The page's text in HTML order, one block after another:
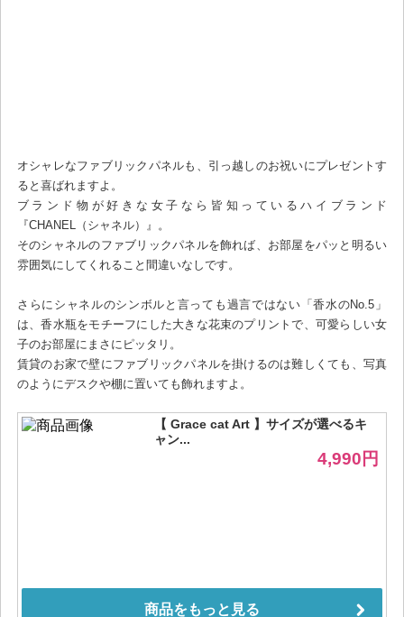
オシャレなファブリックパネルも、引っ越しのお祝いにプレゼントす
ると喜ばれますよ。
ブランド物が好きな女子なら皆知っているハイブランド
『CHANEL（シャネル）』。
そのシャネルのファブリックパネルを飾れば、お部屋をパッと明るい
雰囲気にしてくれること間違いなしです。
さらにシャネルのシンボルと言っても過言ではない「香水のNo.5」
は、香水瓶をモチーフにした大きな花束のプリントで、可愛らしい女
子のお部屋にまさにピッタリ。
賃貸のお家で壁にファブリックパネルを掛けるのは難しくても、写真
のようにデスクや棚に置いても飾れますよ。